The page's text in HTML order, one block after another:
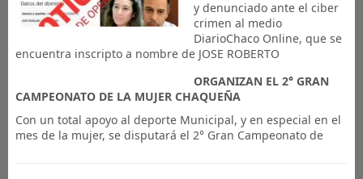
y denunciado ante el ciber
crimen al medio
DiarioChaco Online, que se
encuentra inscripto a nombre de JOSE ROBERTO
ORGANIZAN EL 2° GRAN
CAMPEONATO DE LA MUJER CHAQUEÑA
Con un total apoyo al deporte Municipal, y en especial en el
mes de la mujer, se disputará el 2° Gran Campeonato de